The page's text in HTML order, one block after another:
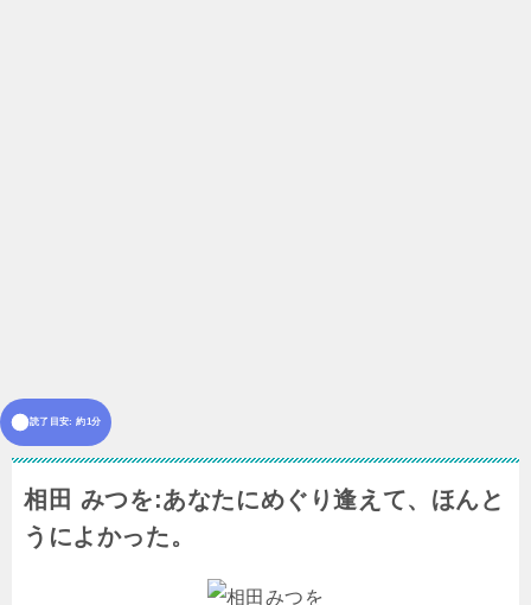
読了目安: 約1分
相田 みつを:あなたにめぐり逢えて、ほんと
うによかった。